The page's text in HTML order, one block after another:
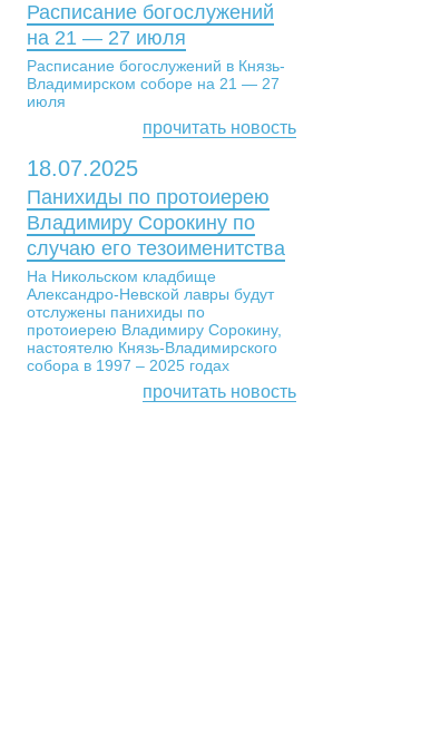
Расписание богослужений
на 21 — 27 июля
Расписание богослужений в Князь-
Владимирском соборе на 21 — 27
июля
прочитать новость
18.07.2025
Панихиды по протоиерею
Владимиру Сорокину по
случаю его тезоименитства
На Никольском кладбище
Александро-Невской лавры будут
отслужены панихиды по
протоиерею Владимиру Сорокину,
настоятелю Князь-Владимирского
собора в 1997 – 2025 годах
прочитать новость